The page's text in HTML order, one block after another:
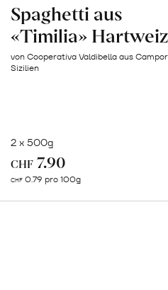
Spaghetti aus
«Timilia»
von Cooperativa Valdibella aus
Sizilien
2 x 500g
CHF 7.90
CHF 0.79 pro 100g